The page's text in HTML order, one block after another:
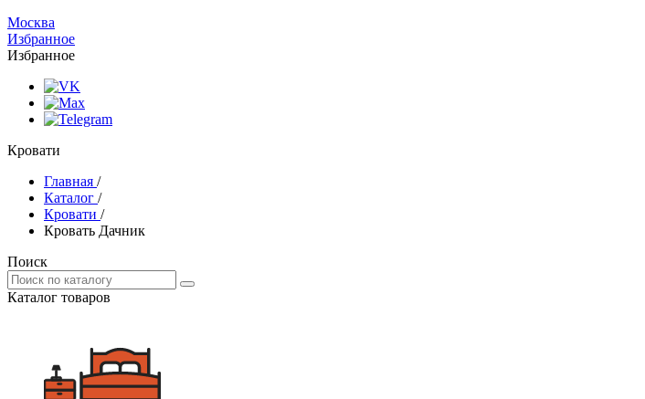
Москва
Избранное
Избранное
Кровати
Главная /
Каталог /
Кровати /
Кровать Дачник
Поиск
Каталог товаров